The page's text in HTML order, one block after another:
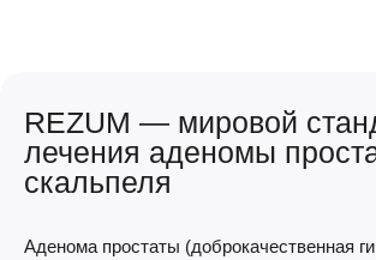
REZUM — мировой
лечения аденомы
скальпеля
Аденома простаты (доброкачественная